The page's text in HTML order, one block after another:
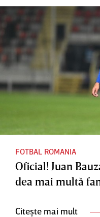
FOTBAL ROMANIA
Oficial! Juan
dea mai multă
Citește mai mult